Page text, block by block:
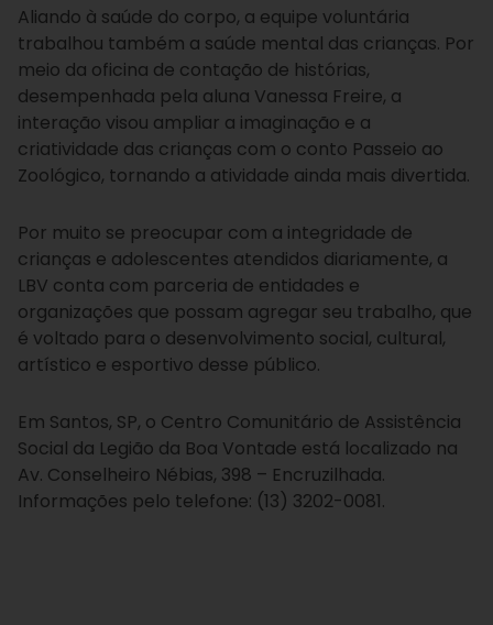
Aliando à saúde do corpo, a equipe voluntária
trabalhou também a saúde mental das crianças. Por
meio da oficina de contação de histórias,
desempenhada pela aluna Vanessa Freire, a
interação visou ampliar a imaginação e a
criatividade das crianças com o conto Passeio ao
Zoológico, tornando a atividade ainda mais divertida.
Por muito se preocupar com a integridade de
crianças e adolescentes atendidos diariamente, a
LBV conta com parceria de entidades e
organizações que possam agregar seu trabalho, que
é voltado para o desenvolvimento social, cultural,
artístico e esportivo desse público.
Em Santos, SP, o Centro Comunitário de Assistência
Social da Legião da Boa Vontade está localizado na
Av. Conselheiro Nébias, 398 – Encruzilhada.
Informações pelo telefone: (13) 3202-0081.